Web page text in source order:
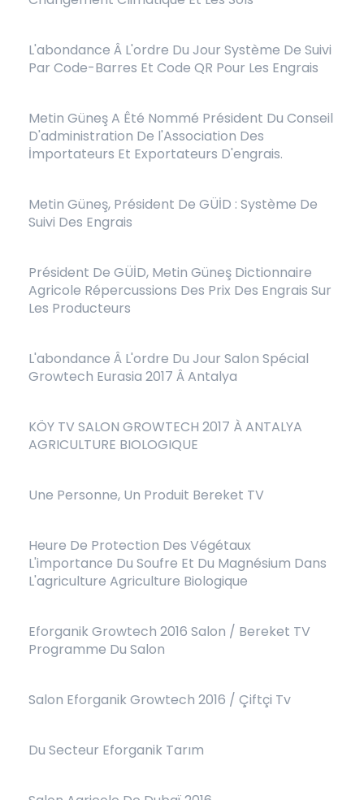
L'abondance Â L'ordre Du Jour Système De Suivi
Par Code-Barres Et Code QR Pour Les Engrais
Metin Güneş A Êté Nommé Président Du Conseil
D'administration De l'Association Des
İmportateurs Et Exportateurs D'engrais.
Metin Güneş, Président De GÜİD : Système De
Suivi Des Engrais
Président De GÜİD, Metin Güneş Dictionnaire
Agricole Répercussions Des Prix Des Engrais Sur
Les Producteurs
L'abondance Â L'ordre Du Jour Salon Spécial
Growtech Eurasia 2017 Â Antalya
KÖY TV SALON GROWTECH 2017 À ANTALYA
AGRICULTURE BIOLOGIQUE
Une Personne, Un Produit Bereket TV
Heure De Protection Des Végétaux
L'importance Du Soufre Et Du Magnésium Dans
L'agriculture Agriculture Biologique
Eforganik Growtech 2016 Salon / Bereket TV
Programme Du Salon
Salon Eforganik Growtech 2016 / Çiftçi Tv
Du Secteur Eforganik Tarım